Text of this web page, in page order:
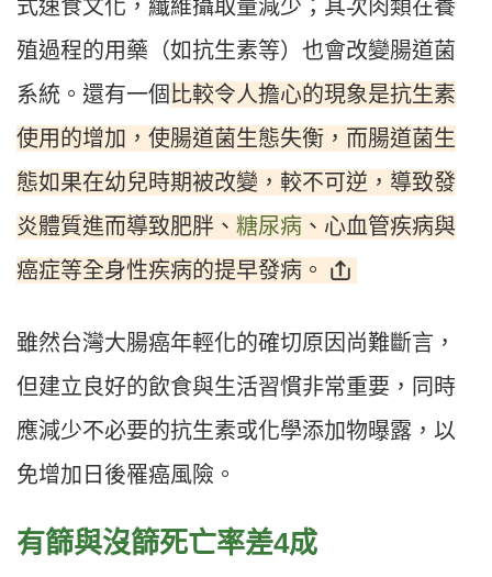
式速食文化，纖維攝取量減少；其次肉類在養
殖過程的用藥（如抗生素等）也會改變腸道菌
系統。還有一個 比較令人擔心的現象是抗生素
使用的增加，使腸道菌生態失衡，而腸道菌生
態如果在幼兒時期被改變，較不可逆，導致發
炎體質進而導致肥胖、 糖尿病 、心血管疾病與
癌症等全身性疾病的提早發病。
雖然台灣大腸癌年輕化的確切原因尚難斷言，
但建立良好的飲食與生活習慣非常重要，同時
應減少不必要的抗生素或化學添加物曝露，以
免增加日後罹癌風險。
有篩與沒篩死亡率差4成